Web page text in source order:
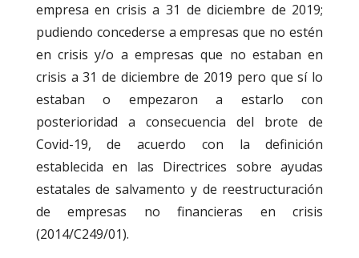
empresa en crisis a 31 de diciembre de 2019;
pudiendo concederse a empresas que no estén
en crisis y/o a empresas que no estaban en
crisis a 31 de diciembre de 2019 pero que sí lo
estaban o empezaron a estarlo con
posterioridad a consecuencia del brote de
Covid-19, de acuerdo con la definición
establecida en las Directrices sobre ayudas
estatales de salvamento y de reestructuración
de empresas no financieras en crisis
(2014/C249/01).